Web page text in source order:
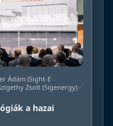
Ádám (Sight-E
Zsolt (Sigenergy) ·
a hazai